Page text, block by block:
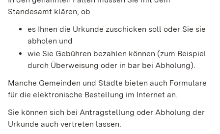
Standesamt klären, ob
es Ihnen die Urkunde zuschicken soll oder Sie sie
abholen und
wie Sie Gebühren bezahlen können (zum Beispiel
durch Überweisung oder in bar bei Abholung)
Manche Gemeinden und Städte bieten auch Formulare
für die elektronische Bestellung im Internet an.
Sie können sich bei Antragstellung oder Abholung der
Urkunde auch vertreten lassen.